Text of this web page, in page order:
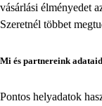
vásárlási élményedet
Szeretnél többet
Mi és partnereink
Pontos helyadatok